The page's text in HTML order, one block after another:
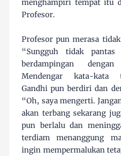
menghampiri tempat itu
Profesor.
Profesor pun merasa
“Sungguh tidak
berdampingan
Mendengar kata-kata
Gandhi pun berdiri dan
“Oh, saya mengerti.
akan terbang sekarang
pun berlalu dan
terdiam menanggung
ingin mempermalukan